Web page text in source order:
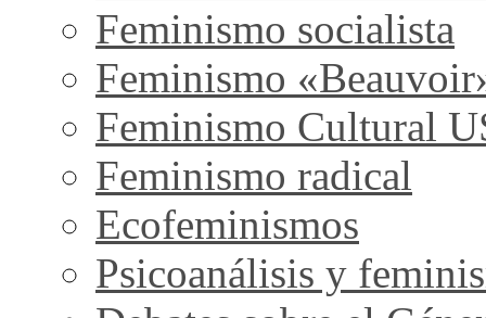
Feminismo socialista
Feminismo
Feminismo Cultural
Feminismo radical
Ecofeminismos
Psicoanálisis y